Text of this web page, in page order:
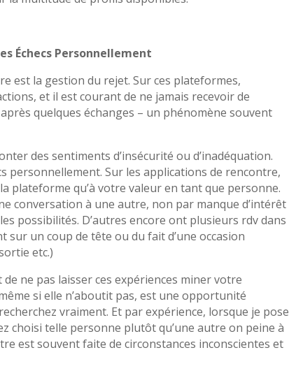
Échecs Personnellement
est la gestion du rejet. Sur ces plateformes,
et il est courant de ne jamais recevoir de
quelques échanges – un phénomène souvent
des sentiments d’insécurité ou d’inadéquation.
personnellement. Sur les applications de rencontre,
plateforme qu’à votre valeur en tant que personne.
conversation à une autre, non par manque d’intérêt
possibilités. D’autres encore ont plusieurs rdv dans
un coup de tête ou du fait d’une occasion
etc.)
ne pas laisser ces expériences miner votre
si elle n’aboutit pas, est une opportunité
vraiment. Et par expérience, lorsque je pose
choisi telle personne plutôt qu’une autre on peine à
est souvent faite de circonstances inconscientes et